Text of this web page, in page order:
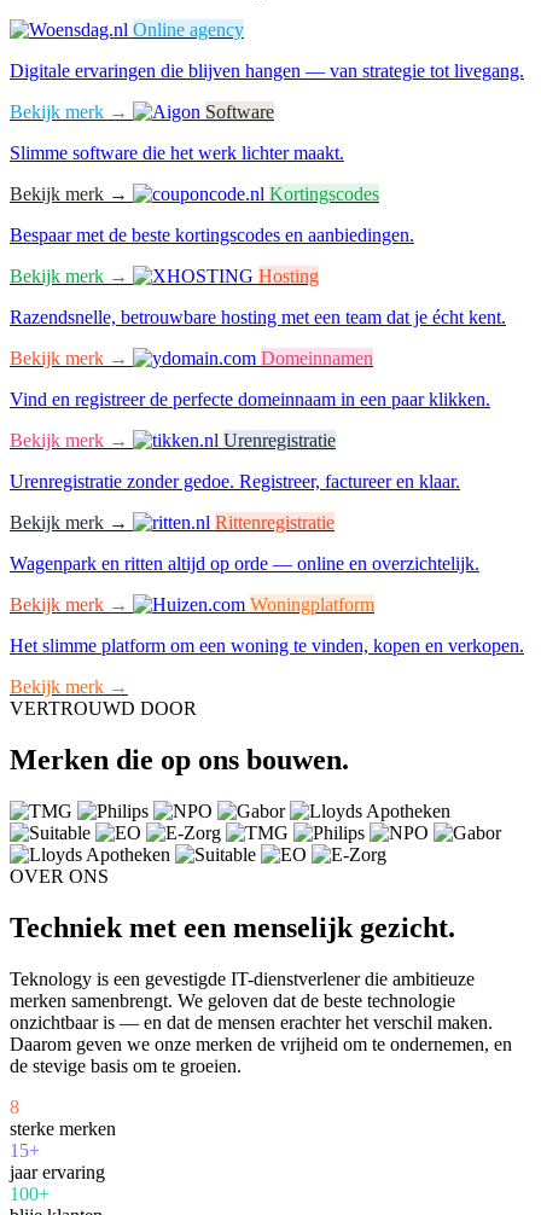
Online agency
Digitale ervaringen die blijven hangen — van strategie tot livegang.
Bekijk merk →
Software
Slimme software die het werk lichter maakt.
Bekijk merk →
Kortingscodes
Bespaar met de beste kortingscodes en aanbiedingen.
Bekijk merk →
Hosting
Razendsnelle, betrouwbare hosting met een team dat je écht kent.
Bekijk merk →
Domeinnamen
Vind en registreer de perfecte domeinnaam in een paar klikken.
Bekijk merk →
Urenregistratie
Urenregistratie zonder gedoe. Registreer, factureer en klaar.
Bekijk merk →
Rittenregistratie
Wagenpark en ritten altijd op orde — online en overzichtelijk.
Bekijk merk →
Woningplatform
Het slimme platform om een woning te vinden, kopen en verkopen.
Bekijk merk →
VERTROUWD DOOR
Merken die op ons bouwen.
OVER ONS
Techniek met een menselijk gezicht.
Teknology is een gevestigde IT-dienstverlener die ambitieuze
merken samenbrengt. We geloven dat de beste technologie
onzichtbaar is — en dat de mensen erachter het verschil maken.
Daarom geven we onze merken de vrijheid om te ondernemen, en
de stevige basis om te groeien.
8
sterke merken
15+
jaar ervaring
100+